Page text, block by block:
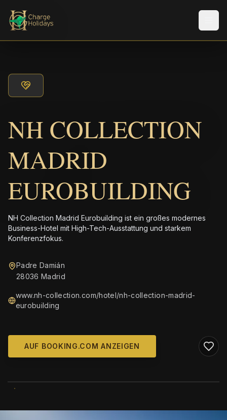
NH COLLECTION
MADRID
EUROBUILDING
NH Collection Madrid Eurobuilding ist ein großes modernes
Business-Hotel mit High-Tech-Ausstattung und starkem
Konferenzfokus.
Padre Damián
28036 Madrid
www.nh-collection.com/hotel/nh-collection-madrid-
eurobuilding
AUF BOOKING.COM ANZEIGEN